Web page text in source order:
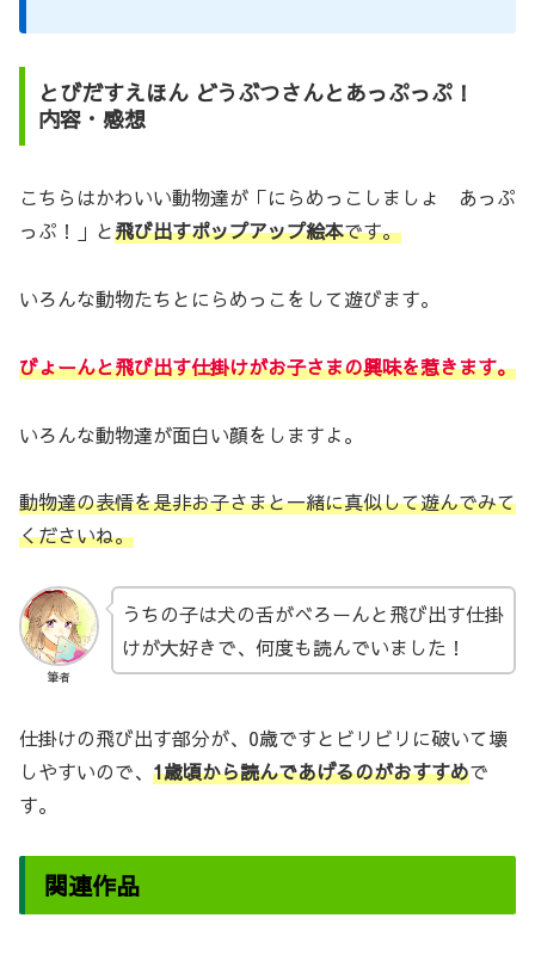
とびだすえほん どうぶつさんとあっぷっぷ！
内容・感想
こちらはかわいい動物達が「にらめっこしましょ あっぷ
っぷ！」と飛び出すポップアップ絵本です。
いろんな動物たちとにらめっこをして遊びます。
びょーんと飛び出す仕掛けがお子さまの興味を惹きます。
いろんな動物達が面白い顔をしますよ。
動物達の表情を是非お子さまと一緒に真似して遊んでみて
くださいね。
筆者
うちの子は犬の舌がべろーんと飛び出す仕掛
けが大好きで、何度も読んでいました！
仕掛けの飛び出す部分が、0歳ですとビリビリに破いて壊
しやすいので、 1歳頃から読んであげるのがおすすめで
す。
関連作品